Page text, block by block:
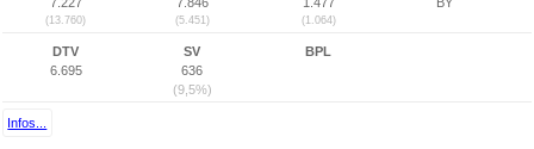
(13.760) (5.451) (1.064)
DTV
6.695
SV
636
(9,5%)
BPL
Infos...